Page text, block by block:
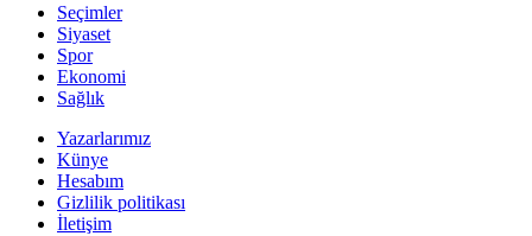
Seçimler
Siyaset
Spor
Ekonomi
Sağlık
Yazarlarımız
Künye
Hesabım
Gizlilik politikası
İletişim